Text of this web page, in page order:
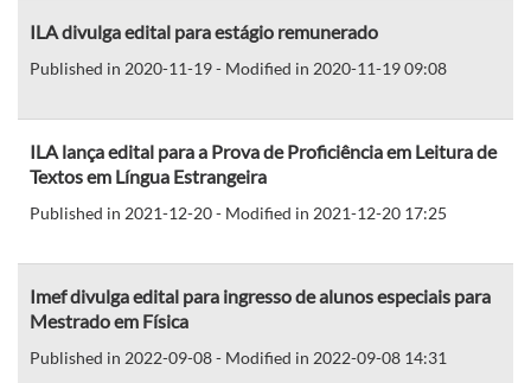
ILA divulga edital para estágio remunerado
Published in 2020-11-19 - Modified in 2020-11-19 09:08
ILA lança edital para a Prova de Proficiência em Leitura de
Textos em Língua Estrangeira
Published in 2021-12-20 - Modified in 2021-12-20 17:25
Imef divulga edital para ingresso de alunos especiais para
Mestrado em Física
Published in 2022-09-08 - Modified in 2022-09-08 14:31